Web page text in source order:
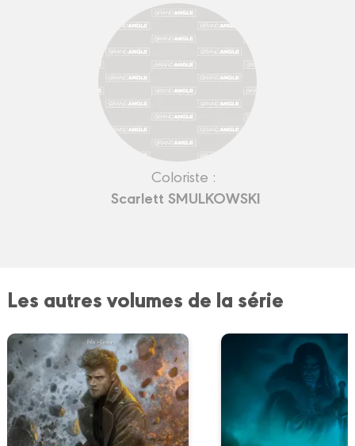
Coloriste :
Scarlett SMULKOWSKI
Les autres volumes de la série